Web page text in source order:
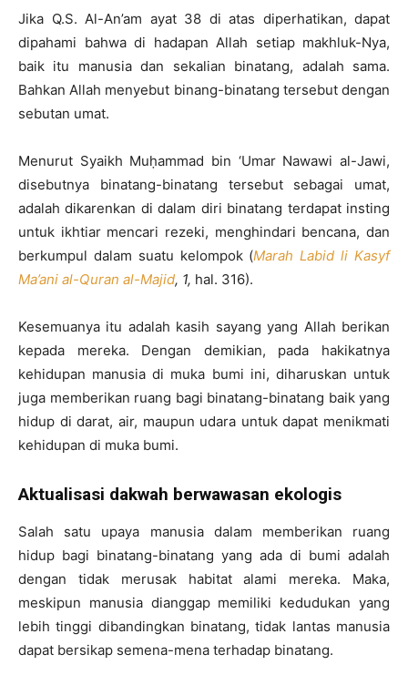
Jika Q.S. Al-An’am ayat 38 di atas diperhatikan, dapat
dipahami bahwa di hadapan Allah setiap makhluk-Nya,
baik itu manusia dan sekalian binatang, adalah sama.
Bahkan Allah menyebut binang-binatang tersebut dengan
sebutan umat.
Menurut Syaikh Muḥammad bin ‘Umar Nawawi al-Jawi,
disebutnya binatang-binatang tersebut sebagai umat,
adalah dikarenkan di dalam diri binatang terdapat insting
untuk ikhtiar mencari rezeki, menghindari bencana, dan
berkumpul dalam suatu kelompok (Marah Labid li Kasyf
Ma’ani al-Quran al-Majid, 1, hal. 316).
Kesemuanya itu adalah kasih sayang yang Allah berikan
kepada mereka. Dengan demikian, pada hakikatnya
kehidupan manusia di muka bumi ini, diharuskan untuk
juga memberikan ruang bagi binatang-binatang baik yang
hidup di darat, air, maupun udara untuk dapat menikmati
kehidupan di muka bumi.
Aktualisasi dakwah berwawasan ekologis
Salah satu upaya manusia dalam memberikan ruang
hidup bagi binatang-binatang yang ada di bumi adalah
dengan tidak merusak habitat alami mereka. Maka,
meskipun manusia dianggap memiliki kedudukan yang
lebih tinggi dibandingkan binatang, tidak lantas manusia
dapat bersikap semena-mena terhadap binatang.